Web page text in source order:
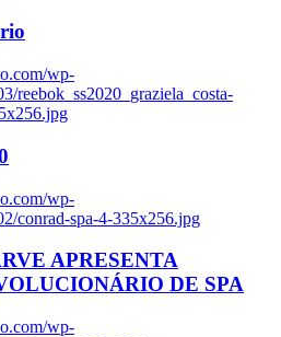
wp-
reebok_ss2020_graziela_costa-
wp-
conrad-spa-4-335x256.jpg
APRESENTA
DE SPA
wp-